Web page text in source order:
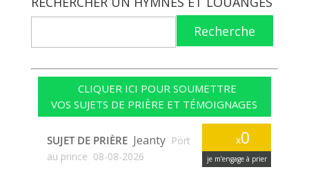
Recherche
CLIQUER ICI POUR SOUMETTRE
VOS SUJETS DE PRIÈRE ET TÉMOIGNAGES
x0
je m’engage à prier
SUJET DE PRIÈRE Jeanty Port
au prince 08-08-2026